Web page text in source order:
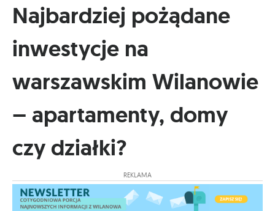
Najbardziej pożądane
inwestycje na
warszawskim Wilanowie
– apartamenty, domy
czy działki?
REKLAMA